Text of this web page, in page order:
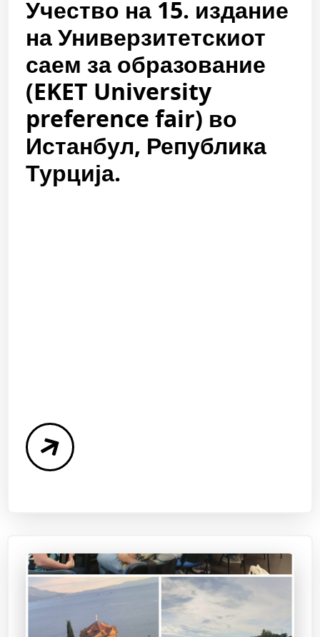
Учество на 15. издание
на Универзитетскиот
саем за образование
(EKET University
preference fair) во
Истанбул, Република
Турција.